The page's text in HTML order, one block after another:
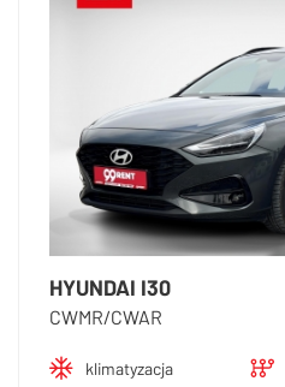
HYUNDAI I30
CWMR/CWAR
klimatyzacja